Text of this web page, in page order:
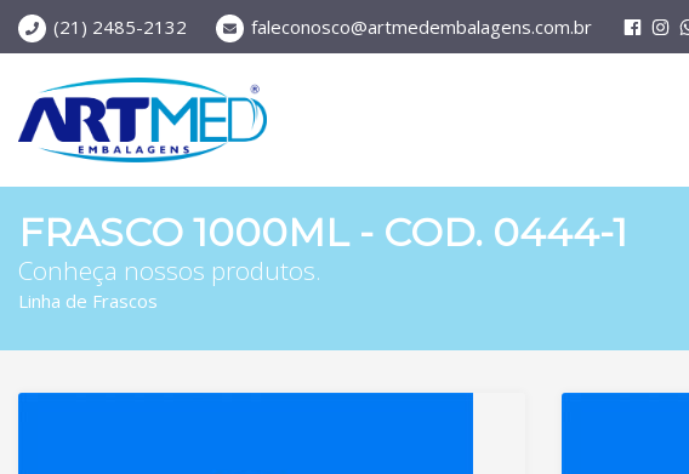
(21) 2485-2132 faleconosco@artmedembalagens.com.br
FRASCO 1000ML - COD. 0444-1
Conheça nossos produtos.
Linha de Frascos